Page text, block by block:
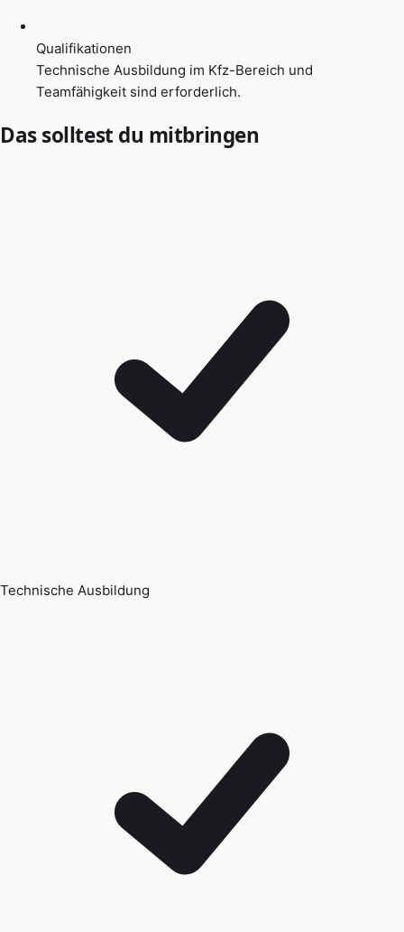
Qualifikationen
Technische Ausbildung im Kfz-Bereich und
Teamfähigkeit sind erforderlich.
Das solltest du mitbringen
Technische Ausbildung